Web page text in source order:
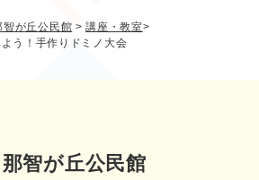
智が丘公民館 > 講座・教室>
う！手作りドミノ大会
那智が丘公民館